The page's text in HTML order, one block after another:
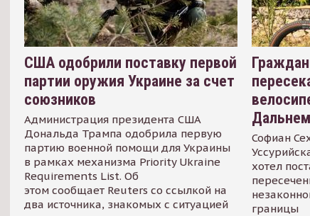
США одобрили поставку первой
партии оружия Украине за счет
союзников
Администрация президента США
Дональда Трампа одобрила первую
партию военной помощи для Украины
в рамках механизма Priority Ukraine
Requirements List. Об
этом сообщает Reuters со ссылкой на
два источника, знакомых с ситуацией
Софиан
хотел
границы